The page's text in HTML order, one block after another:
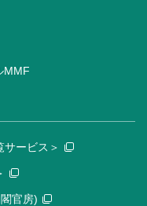
MMF
サービス＞
官房)